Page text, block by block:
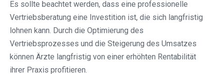
Es sollte beachtet werden, dass eine professionelle
Vertriebsberatung eine Investition ist, die sich langfristig
lohnen kann. Durch die Optimierung des
Vertriebsprozesses und die Steigerung des Umsatzes
können Ärzte langfristig von einer erhöhten Rentabilität
ihrer Praxis profitieren.